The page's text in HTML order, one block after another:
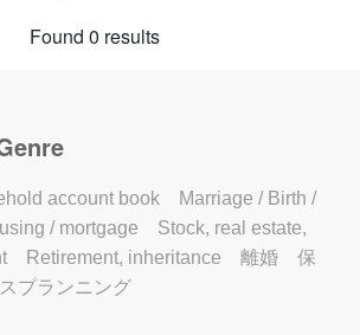
Found 0 results
account book
Marriage / Birth /
/ mortgage
Stock, real estate,
Retirement, inheritance 離婚
保
プランニング